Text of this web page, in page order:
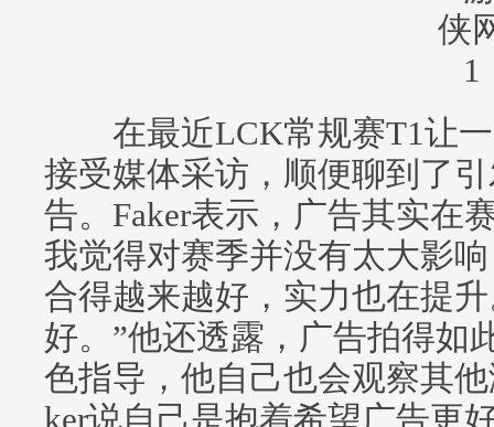
在最近LCK常规赛T1让一
接受媒体采访，顺便聊到了
告。Faker表示，广告其实在
我觉得对赛季并没有太大影
合得越来越好，实力也在提
好。”他还透露，广告拍得如
色指导，他自己也会观察其
ker说自己是抱着希望广告更